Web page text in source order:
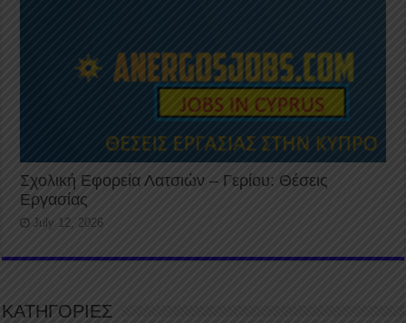
Σχολική Εφορεία Λατσιών – Γερίου: Θέσεις
Εργασίας
July 12, 2026
ΚΑΤΗΓΟΡΙΕΣ